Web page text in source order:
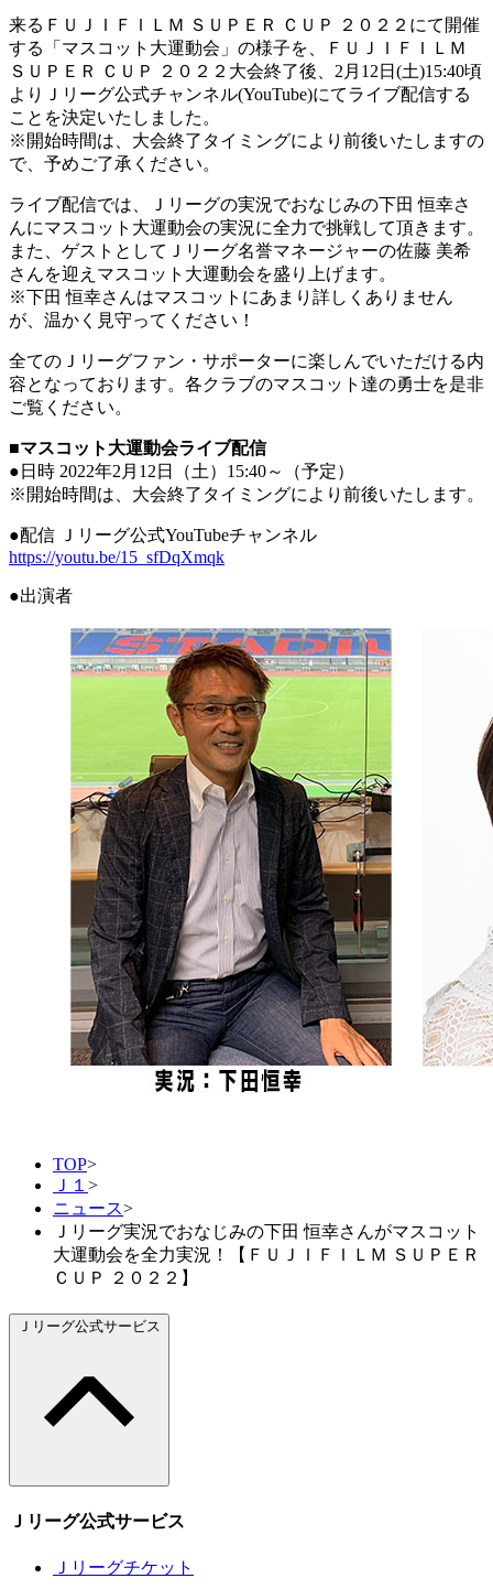
来るＦＵＪＩＦＩＬＭ ＳＵＰＥＲ ＣＵＰ ２０２２にて開催
する「マスコット大運動会」の様子を、ＦＵＪＩＦＩＬＭ
ＳＵＰＥＲ ＣＵＰ ２０２２大会終了後、2月12日(土)15:40頃
よりＪリーグ公式チャンネル(YouTube)にてライブ配信する
ことを決定いたしました。
※開始時間は、大会終了タイミングにより前後いたしますの
で、予めご了承ください。
ライブ配信では、Ｊリーグの実況でおなじみの下田 恒幸さ
んにマスコット大運動会の実況に全力で挑戦して頂きます。
また、ゲストとしてＪリーグ名誉マネージャーの佐藤 美希
さんを迎えマスコット大運動会を盛り上げます。
※下田 恒幸さんはマスコットにあまり詳しくありません
が、温かく見守ってください！
全てのＪリーグファン・サポーターに楽しんでいただける内
容となっております。各クラブのマスコット達の勇士を是非
ご覧ください。
■マスコット大運動会ライブ配信
●日時 2022年2月12日（土）15:40～（予定）
※開始時間は、大会終了タイミングにより前後いたします。
●配信 Ｊリーグ公式YouTubeチャンネル
https://youtu.be/15_sfDqXmqk
●出演者
TOP>
Ｊ１ >
ニュース>
Ｊリーグ実況でおなじみの下田 恒幸さんがマスコット
大運動会を全力実況！【ＦＵＪＩＦＩＬＭ ＳＵＰＥＲ
ＣＵＰ ２０２２】
Ｊリーグ公式サービス
Ｊリーグ公式サービス
Ｊリーグチケット